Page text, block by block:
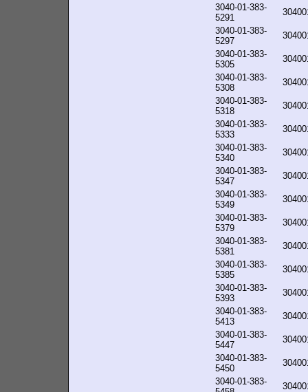
3040-01-383-
5291
3040-01-383-
5297
3040-01-383-
5305
3040-01-383-
5308
3040-01-383-
5318
3040-01-383-
5333
3040-01-383-
5340
3040-01-383-
5347
3040-01-383-
5349
3040-01-383-
5379
3040-01-383-
5381
3040-01-383-
5385
3040-01-383-
5393
3040-01-383-
5413
3040-01-383-
5447
3040-01-383-
5450
3040-01-383-